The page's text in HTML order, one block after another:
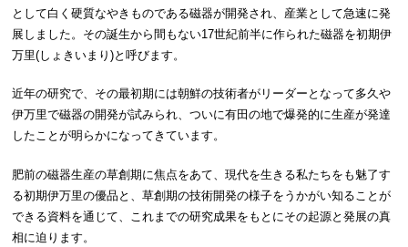
として白く硬質なやきものである磁器が開発され、産業として急速に発
展しました。その誕生から間もない17世紀前半に作られた磁器を初期伊
万里(しょきいまり)と呼びます。
近年の研究で、その最初期には朝鮮の技術者がリーダーとなって多久や
伊万里で磁器の開発が試みられ、ついに有田の地で爆発的に生産が発達
したことが明らかになってきています。
肥前の磁器生産の草創期に焦点をあて、現代を生きる私たちをも魅了す
る初期伊万里の優品と、草創期の技術開発の様子をうかがい知ることが
できる資料を通じて、これまでの研究成果をもとにその起源と発展の真
相に迫ります。